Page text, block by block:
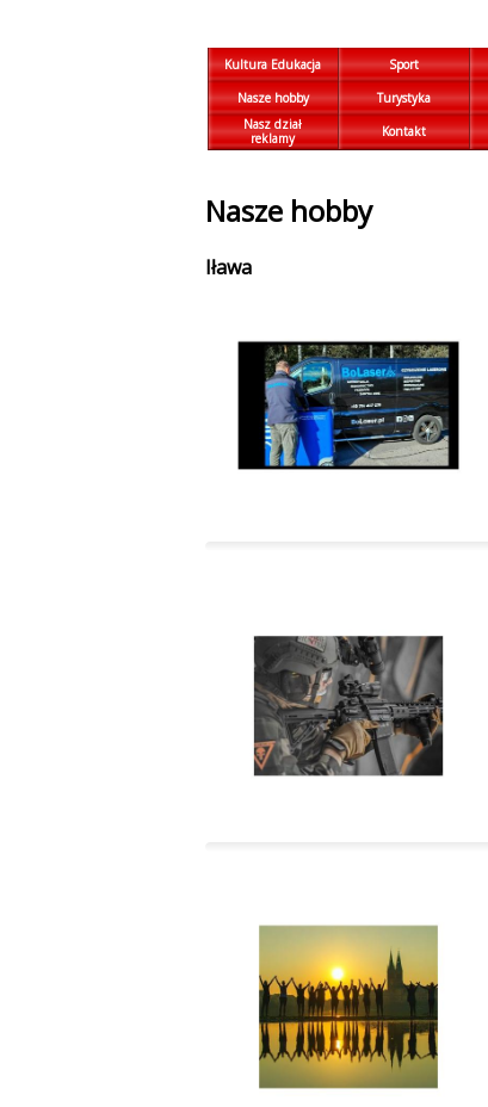
Kultura Edukacja Sport
Nasze hobby
Turystyka
Nasz dział
reklamy
Kontakt
Nasze hobby
Iława